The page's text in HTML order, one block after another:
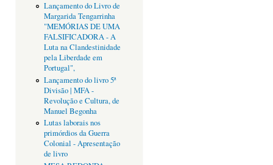
Lançamento do Livro de
Margarida Tengarrinha
"MEMÓRIAS DE UMA
FALSIFICADORA - A
Luta na Clandestinidade
pela Liberdade em
Portugal",
Lançamento do livro 5ª
Divisão | MFA -
Revolução e Cultura, de
Manuel Begonha
Lutas laborais nos
primórdios da Guerra
Colonial - Apresentação
de livro